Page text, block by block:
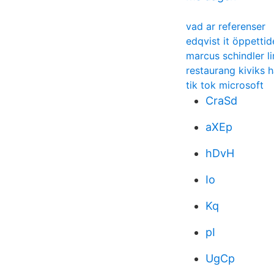
vad ar referenser
edqvist it
marcus schindler
restaurang kiviks
tik tok microsoft
CraSd
aXEp
hDvH
Io
Kq
pI
UgCp